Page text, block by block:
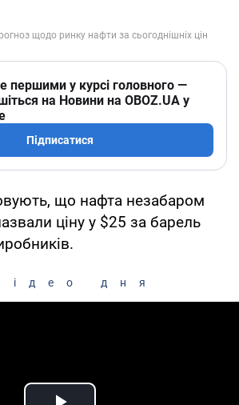
першими у курсі головного —
на Новини на OBOZ.UA у
Підписатися
що нафта незабаром
ціну у $25 за барель
дня